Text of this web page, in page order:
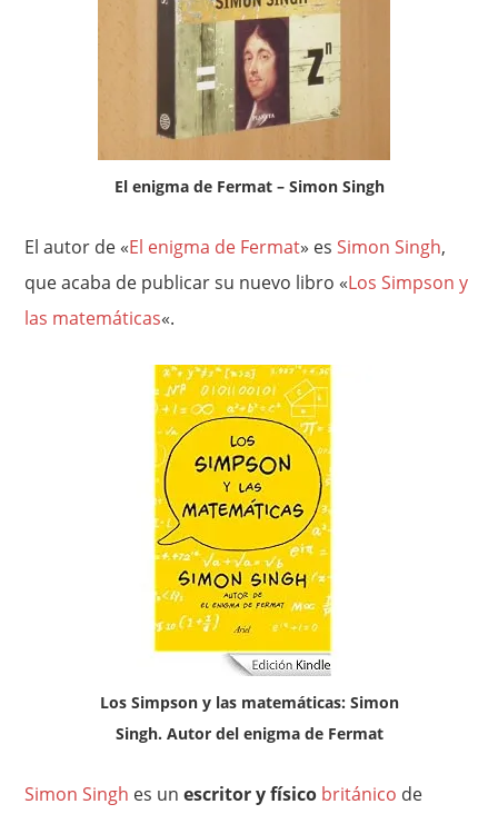
El enigma de Fermat – Simon Singh
El autor de «El enigma de Fermat» esSimon Singh,
que acaba de publicar su nuevo libro «Los Simpson y
las matemáticas«.
Los Simpson y las matemáticas: Simon
Singh. Autor del enigma de Fermat
Simon Singh es unescritor y físico británico de